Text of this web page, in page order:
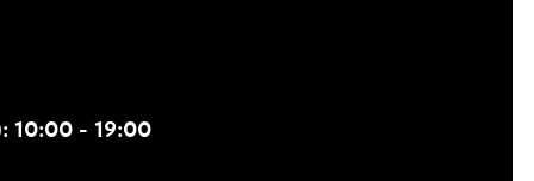
10:00 - 19:00